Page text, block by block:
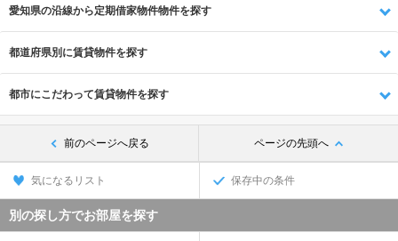
愛知県の沿線から定期借家物件物件を探す
都道府県別に賃貸物件を探す
都市にこだわって賃貸物件を探す
前のページへ戻る ページの先頭へ
気になるリスト 保存中の条件
別の探し方でお部屋を探す